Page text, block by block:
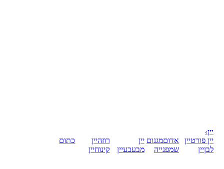
יין›
יין פורטיין
לבןיין
אדוםמגנום
שמפנייה
יין
מבעבעיין
רוזהיין
קינוחיין
כתום